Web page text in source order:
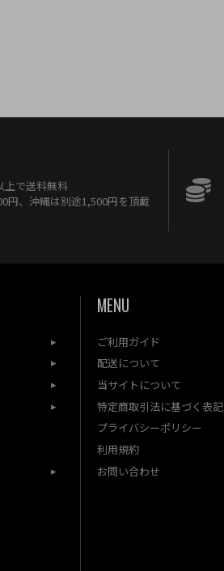
上で送料無料
円、沖縄は別途1,500円を頂戴
MENU
ご利用ガイド
配送について
当サイトについて
特定商取引法に基づく表記
プライバシーポリシー
利用規約
お問い合わせ